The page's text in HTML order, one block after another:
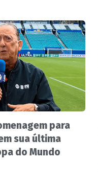
para
sua última
do Mundo